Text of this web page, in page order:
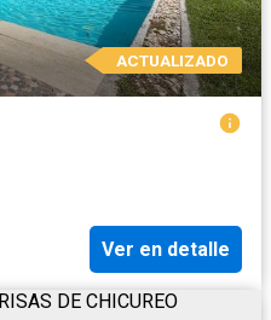
ACTUALIZADO
Ver en detalle